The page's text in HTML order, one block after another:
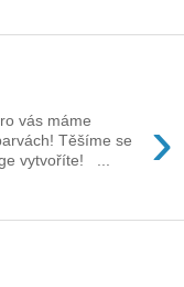
›
vás máme
Těšíme se
vytvoříte! ...